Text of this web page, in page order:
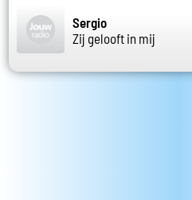
Sergio
Zij gelooft in mij